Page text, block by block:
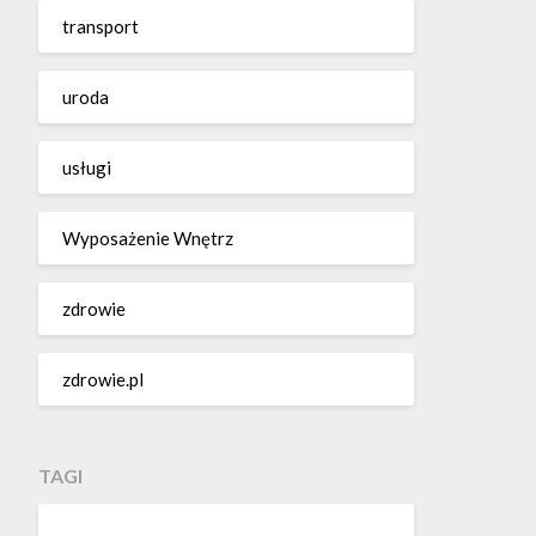
transport
uroda
usługi
Wyposażenie Wnętrz
zdrowie
zdrowie.pl
TAGI